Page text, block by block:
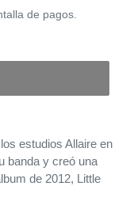
de pagos.
estudios Allaire en
banda y creó una
de 2012, Little